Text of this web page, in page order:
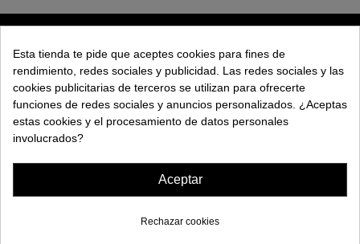
EXPLORAR
EMPRESA
Esta tienda te pide que aceptes cookies para fines de
rendimiento, redes sociales y publicidad. Las redes sociales y las
cookies publicitarias de terceros se utilizan para ofrecerte
funciones de redes sociales y anuncios personalizados. ¿Aceptas
estas cookies y el procesamiento de datos personales
involucrados?
Aceptar
Rechazar cookies